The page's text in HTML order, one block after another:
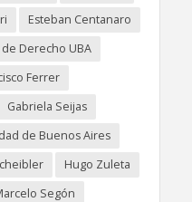
Esteban Centanaro
de Derecho UBA
Ferrer
Gabriela Seijas
de Buenos Aires
Hugo Zuleta
Segón